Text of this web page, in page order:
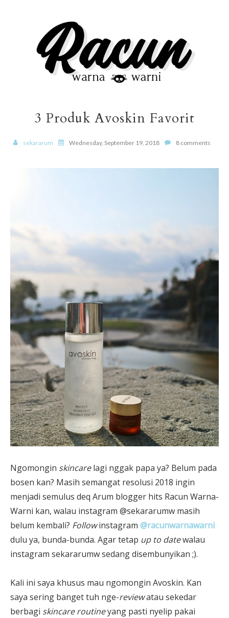
3 Produk Avoskin Favorit
sekararum Wednesday, September 19, 2018 8 comments
Ngomongin skincarelagi nggak papa ya? Belum pada
bosen kan? Masih semangat resolusi 2018 ingin
menjadi semulus deq Arum blogger hits Racun Warna-
Warni kan, walau instagram @sekararumw masih
belum kembali? Followinstagram @racunwarnawarni
dulu ya, bunda-bunda. Agar tetap up to datewalau
instagram sekararumw sedang disembunyikan ;).
Kali ini saya khusus mau ngomongin Avoskin. Kan
saya sering banget tuh nge-reviewatau sekedar
berbagi skincare routineyang pasti nyelip pakai